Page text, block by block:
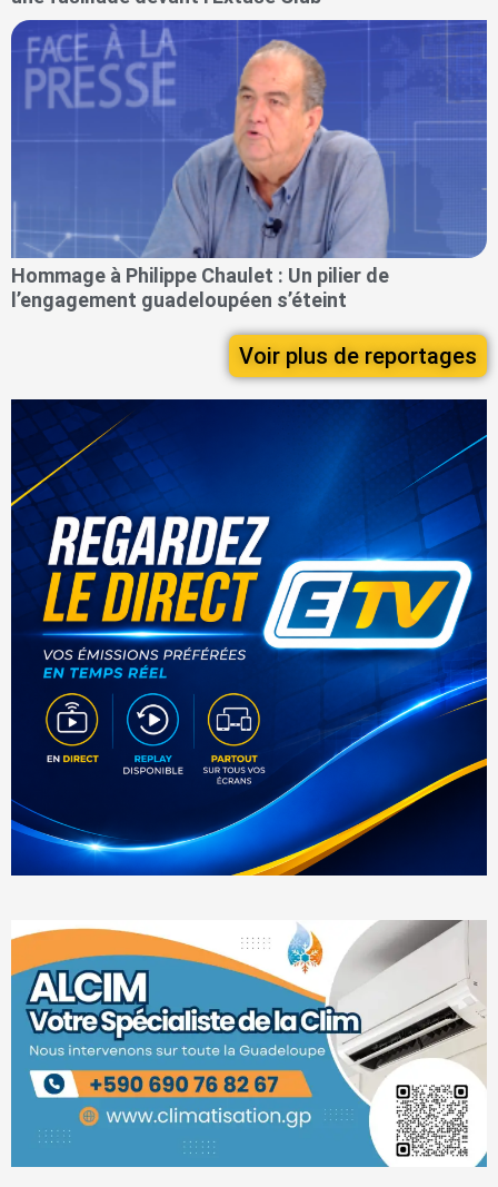
Hommage à Philippe Chaulet : Un pilier de
l’engagement guadeloupéen s’éteint
Voir plus de reportages